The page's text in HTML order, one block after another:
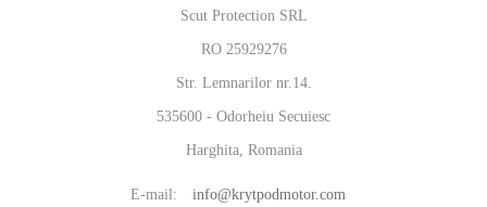
Scut Protection SRL
RO 25929276
Str. Lemnarilor nr.14.
535600 - Odorheiu Secuiesc
Harghita, Romania
E-mail: info@krytpodmotor.com